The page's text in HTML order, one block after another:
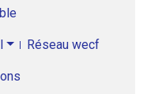
Réseau wecf